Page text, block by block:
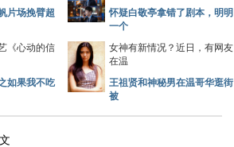
片场挽臂超
怀疑白敬亭拿错了剧本，明明
一个
《心动的信
如果我不吃
女神有新情况？近日，有网友
在温
王祖贤和神秘男在温哥华逛街
被